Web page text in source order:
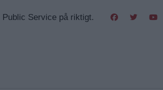
Public Service på riktigt.